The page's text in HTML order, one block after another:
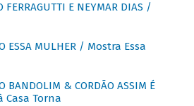
FERRAGUTTI E NEYMAR DIAS /
ESSA MULHER / Mostra Essa
BANDOLIM & CORDÃO ASSIM É
Casa Torna